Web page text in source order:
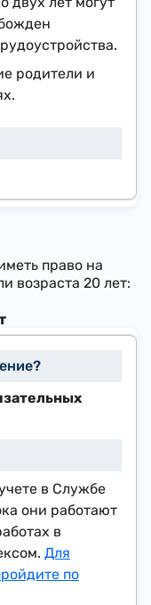
родители и
право на
возраста 20 лет:
в Службе
они работают
в
Для
по